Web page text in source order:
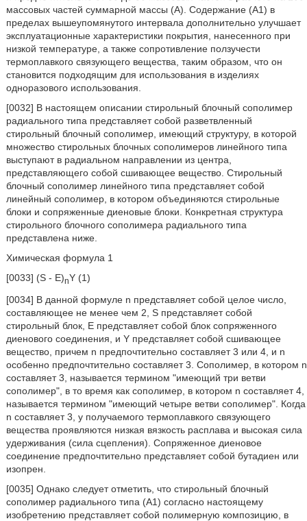
массовых частей суммарной массы (A). Содержание (A1) в
пределах вышеупомянутого интервала дополнительно улучшает
эксплуатационные характеристики покрытия, нанесенного при
низкой температуре, а также сопротивление ползучести
термоплавкого связующего вещества, таким образом, что он
становится подходящим для использования в изделиях
одноразового использования.
[0032] В настоящем описании стирольный блочный сополимер
радиального типа представляет собой разветвленный
стирольный блочный сополимер, имеющий структуру, в которой
множество стирольных блочных сополимеров линейного типа
выступают в радиальном направлении из центра,
представляющего собой сшивающее вещество. Стирольный
блочный сополимер линейного типа представляет собой
линейный сополимер, в котором объединяются стирольные
блоки и сопряженные диеновые блоки. Конкретная структура
стирольного блочного сополимера радиального типа
представлена ниже.
Химическая формула 1
[0033] (S - E)nY (1)
[0034] В данной формуле n представляет собой целое число,
составляющее не менее чем 2, S представляет собой
стирольный блок, E представляет собой блок сопряженного
диенового соединения, и Y представляет собой сшивающее
вещество, причем n предпочтительно составляет 3 или 4, и n
особенно предпочтительно составляет 3. Сополимер, в котором n
составляет 3, называется термином "имеющий три ветви
сополимер", в то время как сополимер, в котором n составляет 4,
называется термином "имеющий четыре ветви сополимер". Когда
n составляет 3, у получаемого термоплавкого связующего
вещества проявляются низкая вязкость расплава и высокая сила
удерживания (сила сцепления). Сопряженное диеновое
соединение предпочтительно представляет собой бутадиен или
изопрен.
[0035] Однако следует отметить, что стирольный блочный
сополимер радиального типа (A1) согласно настоящему
изобретению представляет собой полимерную композицию, в